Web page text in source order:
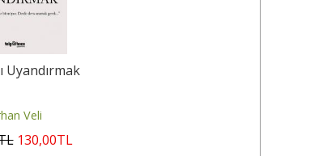
Uyandırmak
Veli
130,00TL